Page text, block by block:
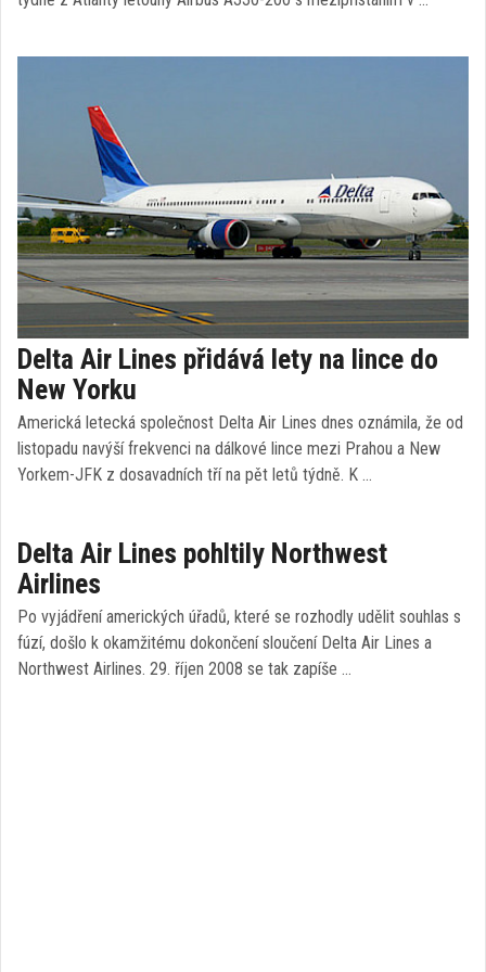
Delta Air Lines přidává lety na lince do
New Yorku
Americká letecká společnost Delta Air Lines dnes oznámila, že od
listopadu navýší frekvenci na dálkové lince mezi Prahou a New
Yorkem-JFK z dosavadních tří na pět letů týdně. K …
Delta Air Lines pohltily Northwest
Airlines
Po vyjádření amerických úřadů, které se rozhodly udělit souhlas s
fúzí, došlo k okamžitému dokončení sloučení Delta Air Lines a
Northwest Airlines. 29. říjen 2008 se tak zapíše …